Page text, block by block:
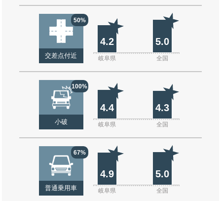
50%
交差点付近
4.2 5.0
岐阜県 全国
100%
小破
4.4 4.3
岐阜県 全国
67%
普通乗用車
4.9 5.0
岐阜県 全国